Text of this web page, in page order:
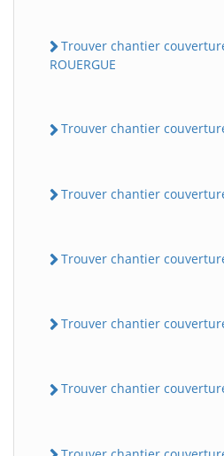
Trouver chantier couverture
ROUERGUE
Trouver chantier couverture
Trouver chantier
Trouver chantier couverture
Trouver chantier
Trouver chantier couverture